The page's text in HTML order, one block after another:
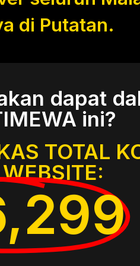
di Putatan.
dapat
ini?
TOTAL